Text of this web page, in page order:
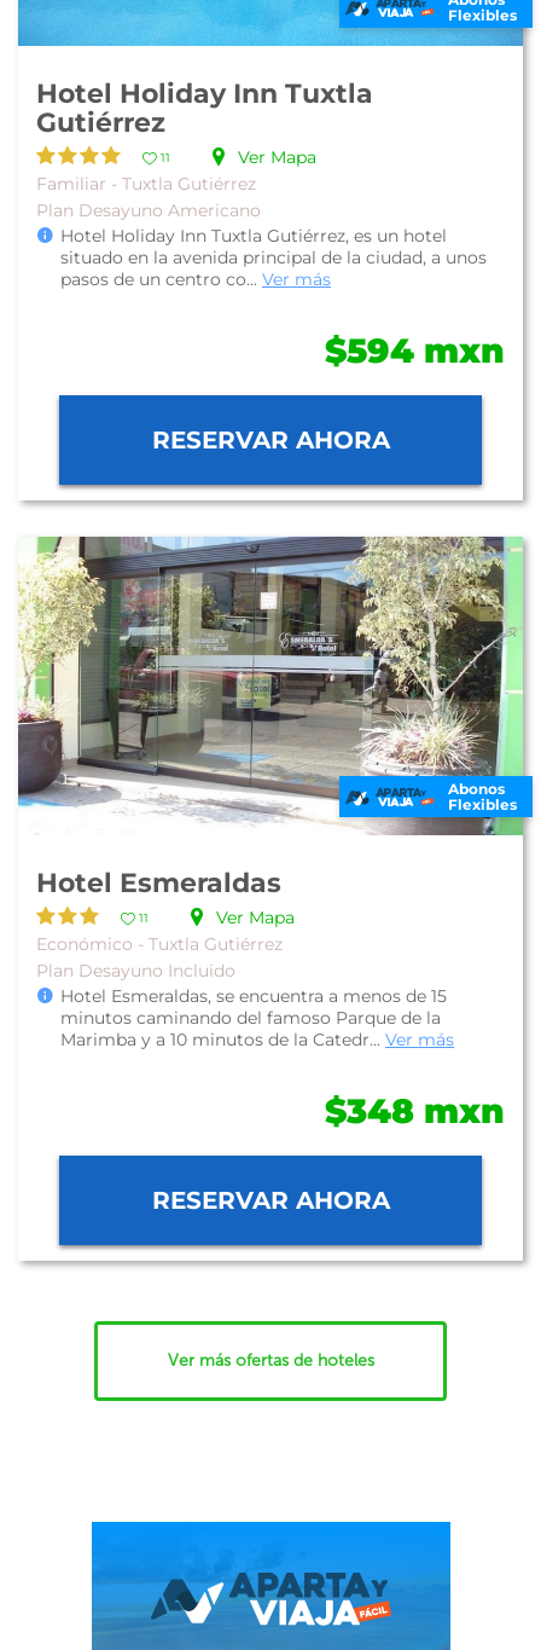
Flexibles
Hotel Holiday Inn Tuxtla
Gutiérrez
11
Ver Mapa
Familiar - Tuxtla Gutiérrez
Plan Desayuno Americano
Hotel Holiday Inn Tuxtla Gutiérrez, es un hotel
situado en la avenida principal de la ciudad, a unos
pasos de un centro co... Ver más
$594 mxn
RESERVAR AHORA
Abonos
Flexibles
Hotel Esmeraldas
11
Ver Mapa
Económico - Tuxtla Gutiérrez
Plan Desayuno Incluido
Hotel Esmeraldas, se encuentra a menos de 15
minutos caminando del famoso Parque de la
Marimba y a 10 minutos de la Catedr... Ver más
$348 mxn
RESERVAR AHORA
Ver más ofertas de hoteles